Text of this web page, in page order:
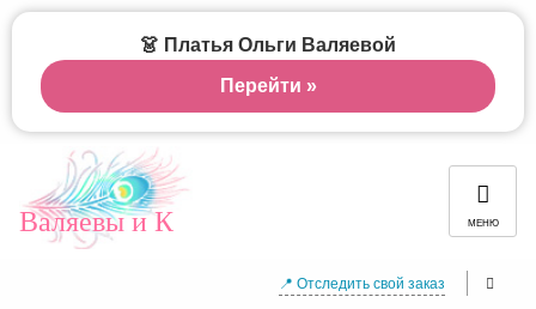
Валяевы и К МЕНЮ
📍 Отследить свой заказ
👗 Платья Ольги Валяевой
Перейти »